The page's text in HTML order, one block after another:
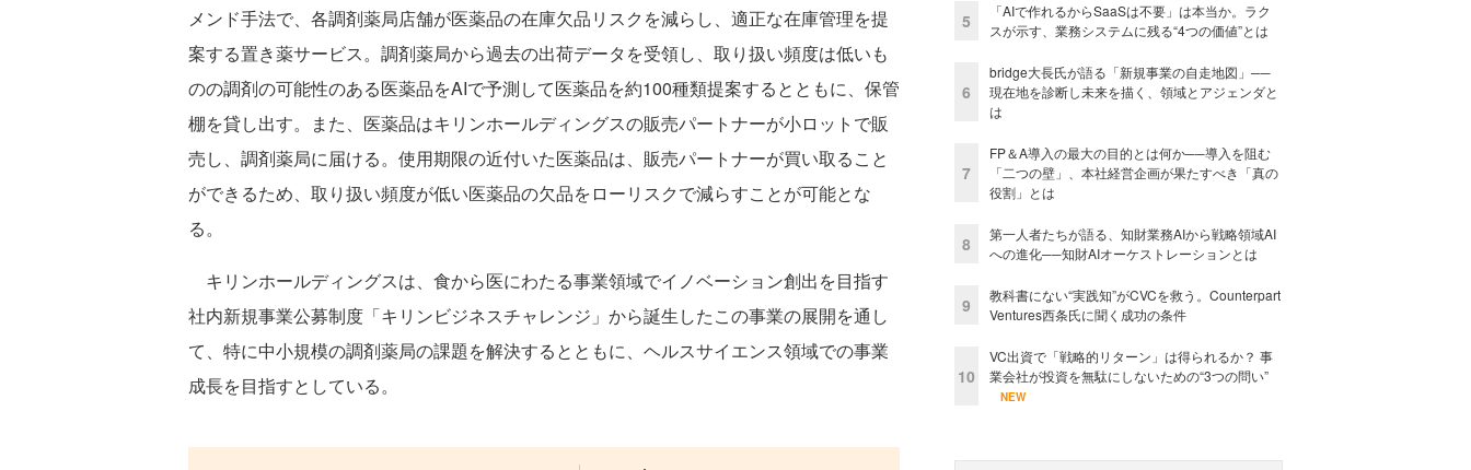
メンド手法で、各調剤薬局店舗が医薬品の在庫欠品リスクを減らし、適正な在庫管理を提
案する置き薬サービス。調剤薬局から過去の出荷データを受領し、取り扱い頻度は低いも
のの調剤の可能性のある医薬品をAIで予測して医薬品を約100種類提案するとともに、保管
棚を貸し出す。また、医薬品はキリンホールディングスの販売パートナーが小ロットで販
売し、調剤薬局に届ける。使用期限の近付いた医薬品は、販売パートナーが買い取ること
ができるため、取り扱い頻度が低い医薬品の欠品をローリスクで減らすことが可能とな
る。
キリンホールディングスは、食から医にわたる事業領域でイノベーション創出を目指す
社内新規事業公募制度「キリンビジネスチャレンジ」から誕生したこの事業の展開を通し
て、特に中小規模の調剤薬局の課題を解決するとともに、ヘルスサイエンス領域での事業
成長を目指すとしている。
5
「AIで作れるからSaaSは不要」は本当か。ラク
スが示す、業務システムに残る“4つの価値”とは
6
bridge大長氏が語る「新規事業の自走地図」──
現在地を診断し未来を描く、領域とアジェンダと
は
7
FP＆A導入の最大の目的とは何か──導入を阻む
「二つの壁」、本社経営企画が果たすべき「真の
役割」とは
8
第一人者たちが語る、知財業務AIから戦略領域AI
への進化──知財AIオーケストレーションとは
9
教科書にない“実践知”がCVCを救う。Counterpart
Ventures西条氏に聞く成功の条件
10
VC出資で「戦略的リターン」は得られるか？ 事
業会社が投資を無駄にしないための“3つの問い”
NEW